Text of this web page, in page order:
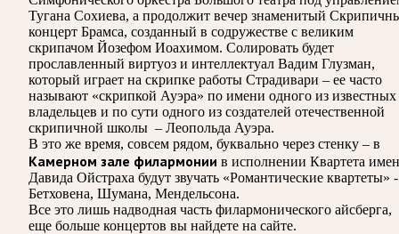
Тугана Сохиева, а продолжит вечер знаменитый
концерт Брамса, созданный в содружестве с великим
скрипачом Йозефом Иоахимом. Солировать будет
прославленный виртуоз и интеллектуал Вадим Глузман,
который играет на скрипке работы Страдивари – ее часто
называют «скрипкой Ауэра» по имени одного из известных
владельцев и по сути одного из создателей отечественной
скрипичной школы – Леопольда Ауэра.
В это же время, совсем рядом, буквально через стенку – в
Камерном зале филармонии в исполнении Квартета
Давида Ойстраха будут звучать «Романтические квартеты» -
Бетховена, Шумана, Мендельсона.
Все это лишь надводная часть филармонического айсберга,
еще больше концертов вы найдете на сайте.